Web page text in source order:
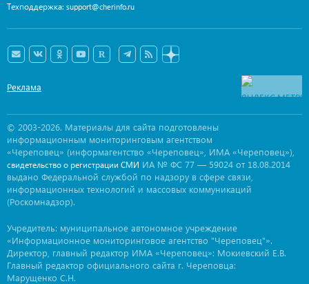
Техподдержка: support@cherinfo.ru
Реклама
© 2003-2026. Материалы для сайта подготовлены
информационным мониторинговым агентством
«Череповец» (информагентство «Череповец», ИМА «Череповец»),
свидетельство о регистрации СМИ ИА № ФС 77 — 59024 от 18.08.2014
выдано Федеральной службой по надзору в сфере связи,
информационных технологий и массовых коммуникаций
(Роскомнадзор).
Учредитель: муниципальное автономное учреждение
«Информационное мониторинговое агентство "Череповец"».
Директор, главный редактор ИМА «Череповец»: Мокиевский Е.В.
Главный редактор официального сайта г. Череповца:
Марущенко С.Н.